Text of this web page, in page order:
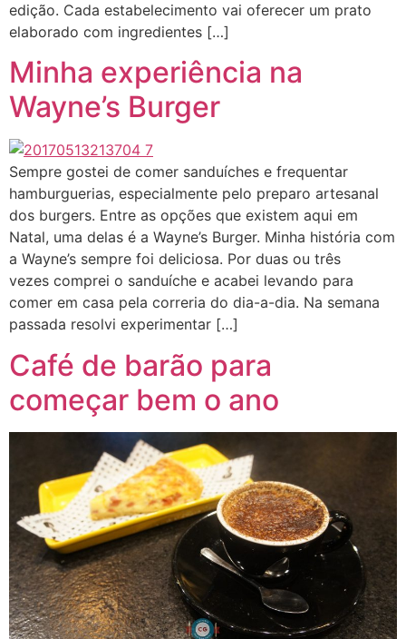
edição. Cada estabelecimento vai oferecer um prato
elaborado com ingredientes […]
Minha experiência na
Wayne’s Burger
Sempre gostei de comer sanduíches e frequentar
hamburguerias, especialmente pelo preparo artesanal
dos burgers. Entre as opções que existem aqui em
Natal, uma delas é a Wayne’s Burger. Minha história com
a Wayne’s sempre foi deliciosa. Por duas ou três
vezes comprei o sanduíche e acabei levando para
comer em casa pela correria do dia-a-dia. Na semana
passada resolvi experimentar […]
Café de barão para
começar bem o ano